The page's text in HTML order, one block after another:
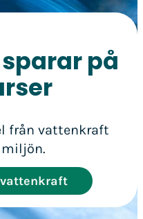
på
från vattenkraft